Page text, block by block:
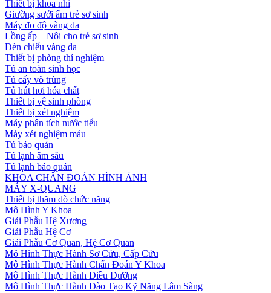
Thiết bị khoa nhi
Giường sưởi ấm trẻ sơ sinh
Máy đo độ vàng da
Lồng ấp – Nôi cho trẻ sơ sinh
Đèn chiếu vàng da
Thiết bị phòng thí nghiệm
Tủ an toàn sinh học
Tủ cấy vô trùng
Tủ hút hơi hóa chất
Thiết bị vệ sinh phòng
Thiết bị xét nghiệm
Máy phân tích nước tiểu
Máy xét nghiệm máu
Tủ bảo quản
Tủ lạnh âm sâu
Tủ lạnh bảo quản
KHOA CHẨN ĐOÁN HÌNH ẢNH
MÁY X-QUANG
Thiết bị thăm dò chức năng
Mô Hình Y Khoa
Giải Phẫu Hệ Xương
Giải Phẫu Hệ Cơ
Giải Phẫu Cơ Quan, Hệ Cơ Quan
Mô Hình Thực Hành Sơ Cứu, Cấp Cứu
Mô Hình Thực Hành Chẩn Đoán Y Khoa
Mô Hình Thực Hành Điều Dưỡng
Mô Hình Thực Hành Đào Tạo Kỹ Năng Lâm Sàng